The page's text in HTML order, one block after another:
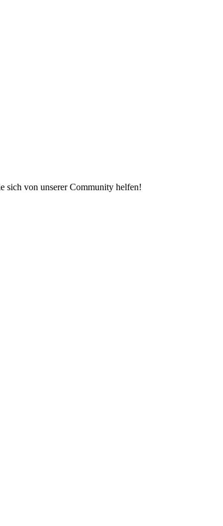
sich von unserer Community helfen!